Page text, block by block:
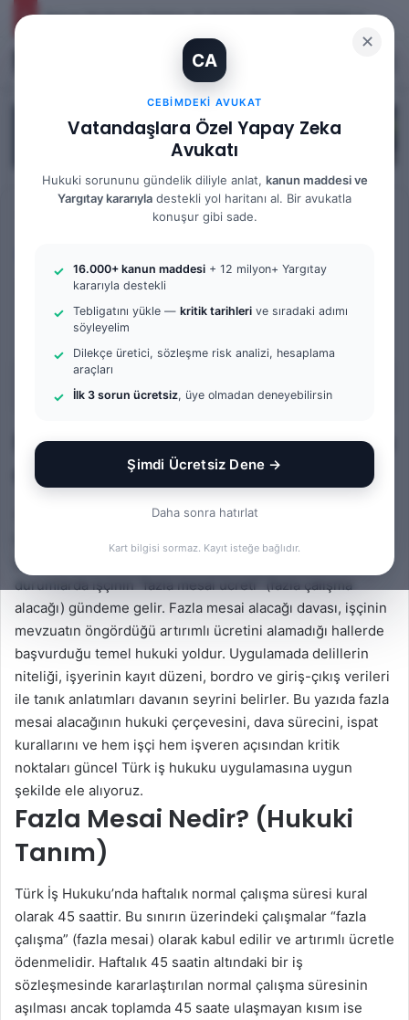
✕
CA
CEBIMDEKI AVUKAT
Vatandaşlara Özel Yapay Zeka
Avukatı
Hukuki sorununu gündelik diliyle anlat, kanun maddesi ve
Yargıtay kararıyla destekli yol haritanı al. Bir avukatla
konuşur gibi sade.
16.000+ kanun maddesi + 12 milyon+ Yargıtay
kararıyla destekli
Tebligatını yükle — kritik tarihleri ve sıradaki adımı
söyleyelim
Dilekçe üretici, sözleşme risk analizi, hesaplama
araçları
İlk 3 sorun ücretsiz, üye olmadan deneyebilirsin
Şimdi Ücretsiz Dene →
Daha sonra hatırlat
Kart bilgisi sormaz. Kayıt isteğe bağlıdır.
Yargıtay Kararı İncelemesi ve Tanık Beyanları: 9. Hukuk Dairesi 2025/7089 K.
Bilgi Bankası/ İş Hukuku
Fazla Mesai Alacağı Davası
50 7 dakika okuma süresi
İçindekiler
Fazla Mesai Alacağı Davasına
Giriş
Yoğun çalışma temposu, vardiya düzenleri ve proje teslim
üzerindeki çalışmalar kaçınılmaz hale gelebiliyor. Bu
durumlarda işçinin “fazla mesai ücreti” (fazla çalışma
alacağı) gündeme gelir. Fazla mesai alacağı davası, işçinin
mevzuatın öngördüğü artırımlı ücretini alamadığı hallerde
başvurduğu temel hukuki yoldur. Uygulamada delillerin
niteliği, işyerinin kayıt düzeni, bordro ve giriş-çıkış verileri
ile tanık anlatımları davanın seyrini belirler. Bu yazıda fazla
mesai alacağının hukuki çerçevesini, dava sürecini, ispat
kurallarını ve hem işçi hem işveren açısından kritik
noktaları güncel Türk iş hukuku uygulamasına uygun
şekilde ele alıyoruz.
Fazla Mesai Nedir? (Hukuki
Tanım)
Türk İş Hukuku’nda haftalık normal çalışma süresi kural
olarak 45 saattir. Bu sınırın üzerindeki çalışmalar “fazla
çalışma” (fazla mesai) olarak kabul edilir ve artırımlı ücretle
ödenmelidir. Haftalık 45 saatin altındaki bir iş
sözleşmesinde kararlaştırılan normal çalışma süresinin
aşılması ancak toplamda 45 saate ulaşmayan kısım ise